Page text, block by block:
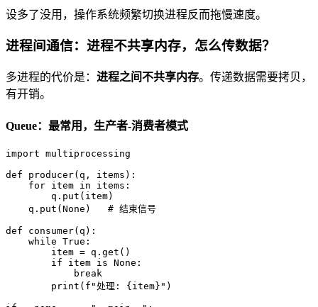
设多了没用，操作系统频繁切换进程反而拖慢速度。
进程间通信：进程不共享内存，怎么传数据？
多进程的代价是： 进程之间不共享内存。传递数据需要拷贝，
有开销。
Queue：最常用，生产者-消费者模式
import multiprocessing
def
producer( q, items ):
for item in items:
        q.put(item)
    q.put(
None ) # 结束信号
def consumer( q ):
while True :
        item = q.get()
if item is None :
break
print ( f"处理: {item} " )